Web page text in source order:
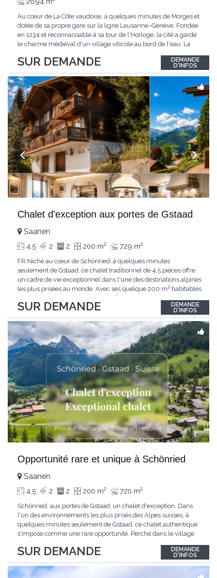
SUR DEMANDE
Au cœur de La Côte vaudoise, à quelques minutes de Morges et
dotée de sa propre gare sur la ligne Lausanne–Genève. Fondée
en 1234 et reconnaissable à sa tour de l'Horloge, la cité a gardé
le charme médiéval d'un village viticole au bord de l'eau. La
immédiate des villes. Dans cet environnement privilégié, une
propriété...
DEMANDE
D'INFOS
Chalet d'exception aux portes de Gstaad
SUR DEMANDE
Saanen
4.5 2 2 200 m2 729 m2
FR Niché au cœur de Schönried, à quelques minutes
seulement de Gstaad, ce chalet traditionnel de 4,5 pièces offre
un cadre de vie exceptionnel dans l'une des destinations alpines
les plus prisées au monde. Avec ses quelque 200 m² habitables
situation dominante offrant une vue dégagée sur le village de
Gstaad et les sommets...
DEMANDE
D'INFOS
Opportunité rare et unique à Schönried
SUR DEMANDE
Saanen
4.5 2 2 200 m2 720 m2
Schönried, aux portes de Gstaad, un chalet d'exception. Dans
l'un des environnements les plus prisés des Alpes suisses, à
quelques minutes seulement de Gstaad, ce chalet authentique
s'impose comme une rare opportunité. Perché dans le village
station et les sommets qui l'encadrent, un spectacle qui change
au fil des saisons. Avec...
DEMANDE
D'INFOS